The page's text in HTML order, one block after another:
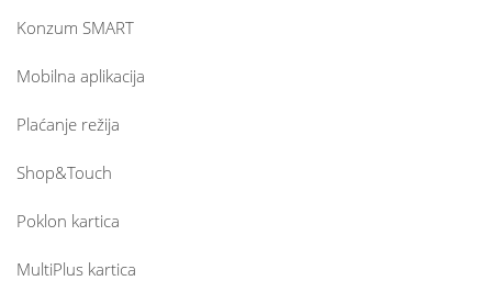
Konzum SMART
Mobilna aplikacija
Plaćanje režija
Shop&Touch
Poklon kartica
MultiPlus kartica